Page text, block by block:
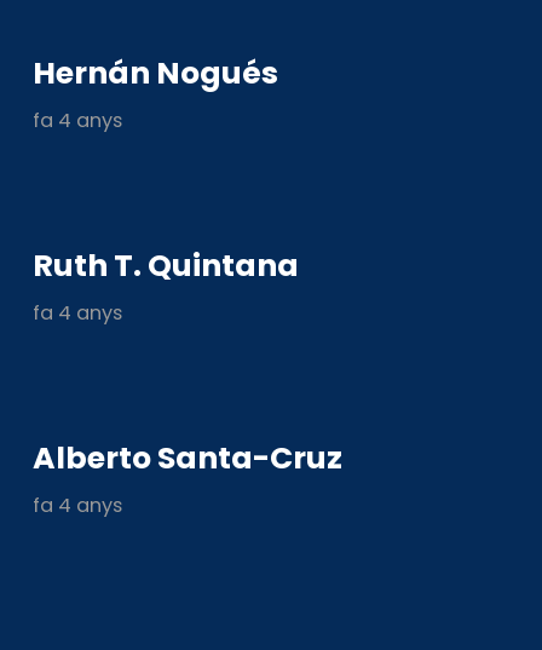
Hernán Nogués
fa 4 anys
Ruth T. Quintana
fa 4 anys
Alberto Santa-Cruz
fa 4 anys